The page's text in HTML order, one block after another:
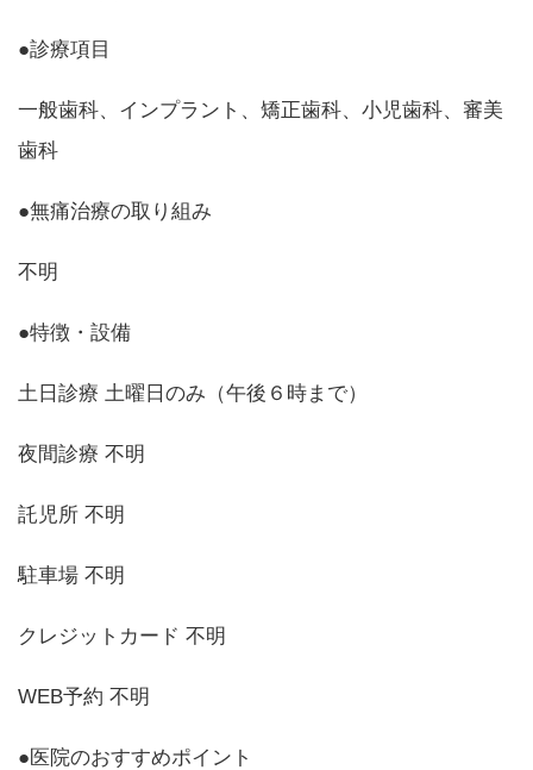
●診療項目
一般歯科、インプラント、矯正歯科、小児歯科、審美
歯科
●無痛治療の取り組み
不明
●特徴・設備
土日診療 土曜日のみ（午後６時まで）
夜間診療 不明
託児所 不明
駐車場 不明
クレジットカード 不明
WEB予約 不明
●医院のおすすめポイント